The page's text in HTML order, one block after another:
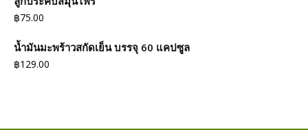
฿75.00
น้ำมันมะพร้าวสกัดเย็น บรรจุ 60 แคปซูล
฿129.00